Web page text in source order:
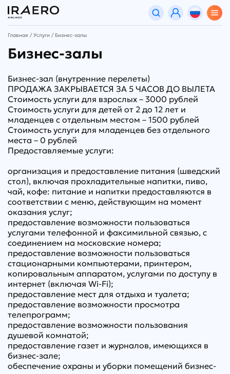
Главная Услуги Бизнес-залы
Бизнес-залы
Бизнес-зал (внутренние перелеты)
ПРОДАЖА ЗАКРЫВАЕТСЯ ЗА 5 ЧАСОВ ДО ВЫЛЕТА
Стоимость услуги для взрослых – 3000 рублей
Стоимость услуги для детей от 2 до 12 лет и
младенцев с отдельным местом – 1500 рублей
Стоимость услуги для младенцев без отдельного
места – 0 рублей
Предоставляемые услуги:
организация и предоставление питания (шведский
стол), включая прохладительные напитки, пиво,
чай, кофе: питание и напитки предоставляются в
соответствии с меню, действующим на момент
оказания услуг;
предоставление возможности пользоваться
услугами телефонной и факсимильной связью, с
соединением на московские номера;
предоставление возможности пользоваться
стационарными компьютерами, принтером,
копировальным аппаратом, услугами по доступу в
интернет (включая Wi-Fi);
предоставление мест для отдыха и туалета;
предоставление возможности просмотра
телепрограмм;
предоставление возможности пользования
душевой комнатой;
предоставление газет и журналов, имеющихся в
бизнес-зале;
обеспечение охраны и уборки помещений бизнес-